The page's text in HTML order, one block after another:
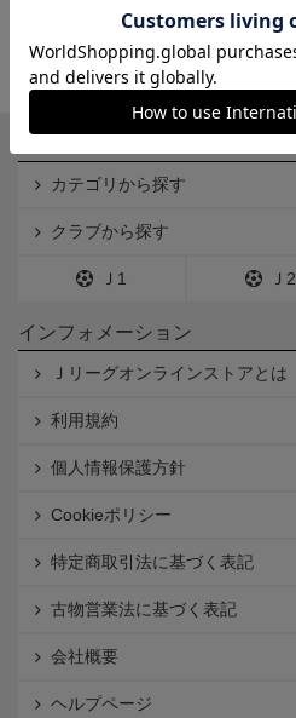
カテゴリから探す
クラブから探す
Ｊ1 Ｊ2
インフォメーション
Ｊリーグオンラインストアとは
利用規約
個人情報保護方針
Cookieポリシー
特定商取引法に基づく表記
古物営業法に基づく表記
会社概要
ヘルプページ